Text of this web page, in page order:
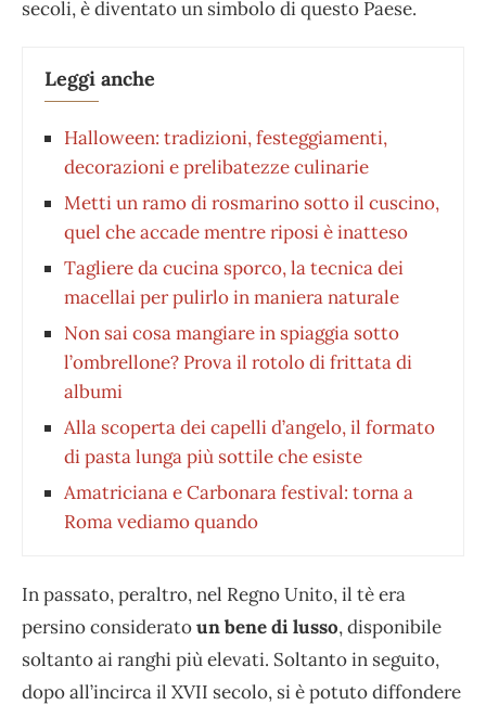
secoli, è diventato un simbolo di questo Paese.
Leggi anche
Halloween: tradizioni, festeggiamenti,
decorazioni e prelibatezze culinarie
Metti un ramo di rosmarino sotto il cuscino,
quel che accade mentre riposi è inatteso
Tagliere da cucina sporco, la tecnica dei
macellai per pulirlo in maniera naturale
Non sai cosa mangiare in spiaggia sotto
l’ombrellone? Prova il rotolo di frittata di
albumi
Alla scoperta dei capelli d’angelo, il formato
di pasta lunga più sottile che esiste
Amatriciana e Carbonara festival: torna a
Roma vediamo quando
In passato, peraltro, nel Regno Unito, il tè era
persino consideratoun bene di lusso, disponibile
soltanto ai ranghi più elevati. Soltanto in seguito,
dopo all’incirca il XVII secolo, si è potuto diffondere